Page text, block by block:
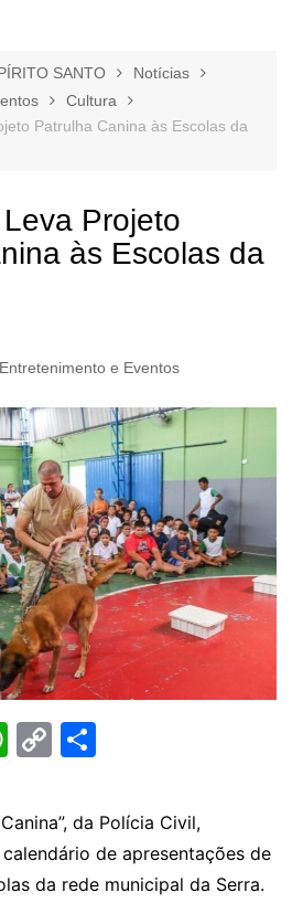
SANTO
Notícias
Cultura
Patrulha Canina às Escolas da
Projeto
às Escolas da
Entretenimento e Eventos
W
at
s
A
C
p
y
Li
C
m
p
ar
da Polícia Civil,
de apresentações de
da rede municipal da Serra.